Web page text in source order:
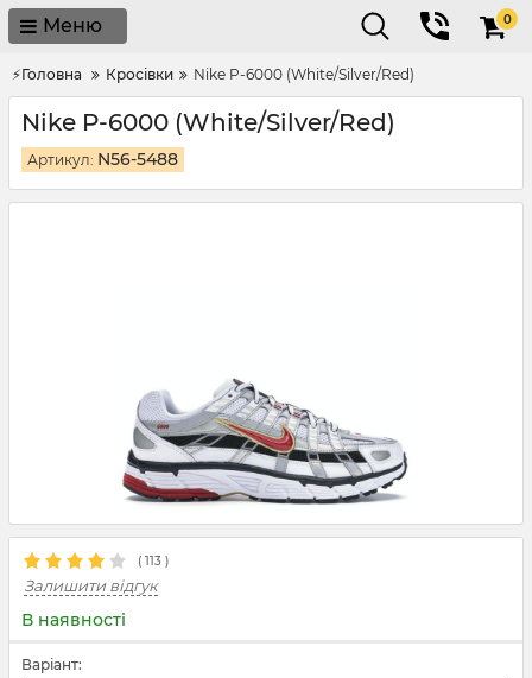
Меню 0
⚡Головна Кросівки Nike P-6000 (White/Silver/Red)
Nike P-6000 (White/Silver/Red)
Артикул: N56-5488
( 113 )
Залишити відгук
В наявності
Варіант: